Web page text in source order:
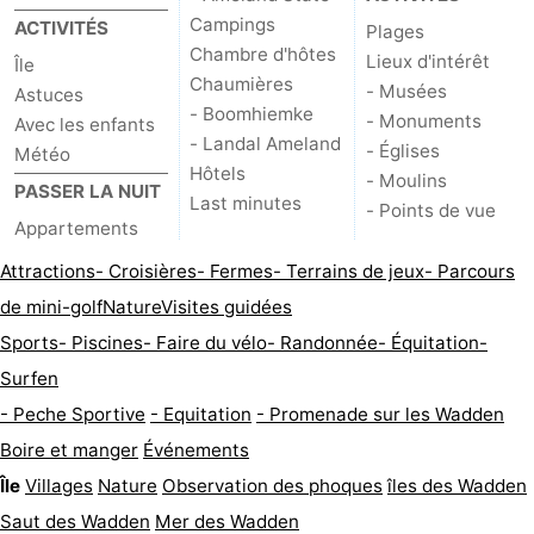
Promenade
sur
les
Wadden
Observation
des
phoques
Boire
et
manger
Événements
Pratiques
Route
-
Stationnement
Saut
des
Wadden
Adresses
Médicales
Région
ACTIVITÉS
Île
Astuces
Avec les enfants
Météo
PASSER LA NUIT
Appartements
Campings
Chambre d'hôtes
Chaumières
- Boomhiemke
- Landal Ameland
Hôtels
Last minutes
Plages
Lieux d'intérêt
- Musées
- Monuments
- Églises
- Moulins
- Points de vue
Attractions- Croisières- Fermes- Terrains de jeux- Parcours
de mini-golfNatureVisites guidées
Sports- Piscines- Faire du vélo- Randonnée- Équitation-
Surfen
- Peche Sportive - Equitation - Promenade sur les Wadden
Boire et manger Événements
Île Villages Nature Observation des phoques îles des Wadden
Saut des Wadden Mer des Wadden